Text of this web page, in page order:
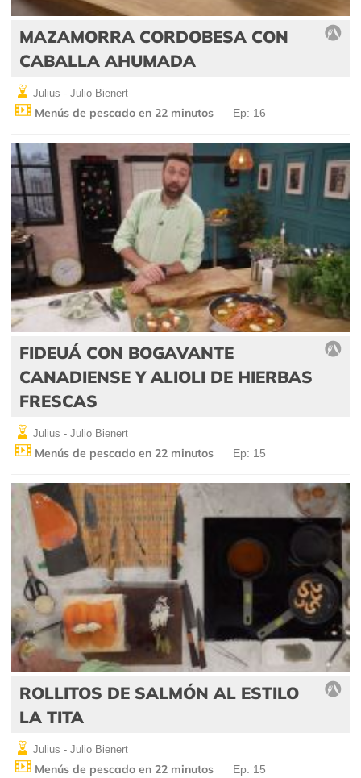
MAZAMORRA CORDOBESA CON
CABALLA AHUMADA
Julius - Julio Bienert
Menús de pescado en 22 minutos Ep: 16
FIDEUÁ CON BOGAVANTE
CANADIENSE Y ALIOLI DE HIERBAS
FRESCAS
Julius - Julio Bienert
Menús de pescado en 22 minutos Ep: 15
ROLLITOS DE SALMÓN AL ESTILO
LA TITA
Julius - Julio Bienert
Menús de pescado en 22 minutos Ep: 15